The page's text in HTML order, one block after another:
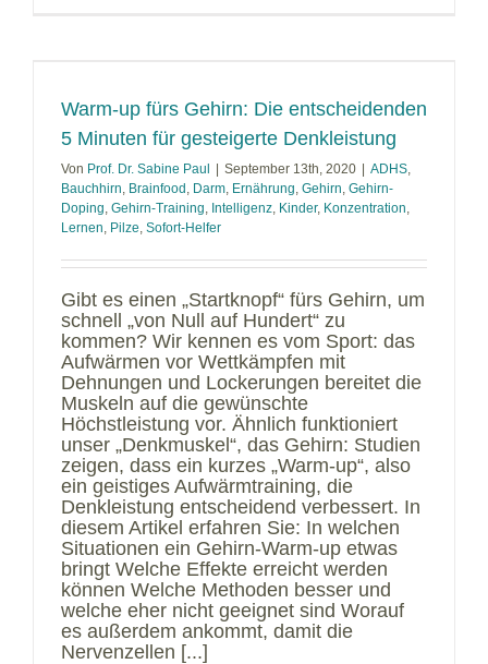
Warm-up fürs Gehirn: Die entscheidenden
5 Minuten für gesteigerte Denkleistung
Von Prof. Dr. Sabine Paul September 13th, 2020 ADHS,
Bauchhirn, Brainfood , Darm, Ernährung, Gehirn, Gehirn-
Doping, Gehirn-Training, Intelligenz, Kinder, Konzentration,
Lernen, Pilze, Sofort-Helfer
Gibt es einen „Startknopf“ fürs Gehirn, um
schnell „von Null auf Hundert“ zu
kommen? Wir kennen es vom Sport: das
Aufwärmen vor Wettkämpfen mit
Dehnungen und Lockerungen bereitet die
Muskeln auf die gewünschte
Höchstleistung vor. Ähnlich funktioniert
unser „Denkmuskel“, das Gehirn: Studien
zeigen, dass ein kurzes „Warm-up“, also
ein geistiges Aufwärmtraining, die
Denkleistung entscheidend verbessert. In
diesem Artikel erfahren Sie: In welchen
Situationen ein Gehirn-Warm-up etwas
bringt Welche Effekte erreicht werden
können Welche Methoden besser und
welche eher nicht geeignet sind Worauf
es außerdem ankommt, damit die
Nervenzellen [...]